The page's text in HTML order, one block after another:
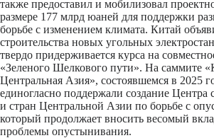
также предоставил и мобилизовал
размере 177 млрд юаней для поддержки
борьбе с изменением климата. Китай
строительства новых угольных
твердо придерживается курса на
«Зеленого Шелкового пути». На саммите
Центральная Азия», состоявшемся в 2025
единогласно поддержали создание Центра
и стран Центральной Азии по борьбе с
который продолжает вносить весомый
проблемы опустынивания.